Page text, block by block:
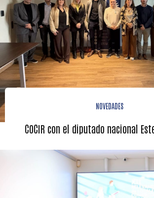
NOVEDADES
COCIR con el diputado nacional